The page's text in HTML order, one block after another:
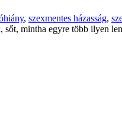
, szexmentes házasság,
sőt, mintha egyre több ilyen